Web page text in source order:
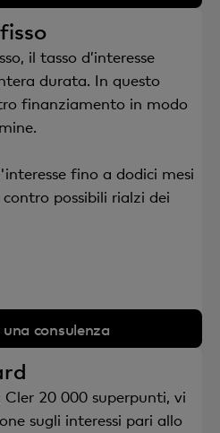
il tasso d’interesse
durata. In questo
finanziamento in modo
fino a dodici mesi
possibili rialzi dei
una consulenza
20 000 superpunti, vi
sugli interessi pari allo